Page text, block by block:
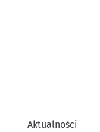
Aktualności